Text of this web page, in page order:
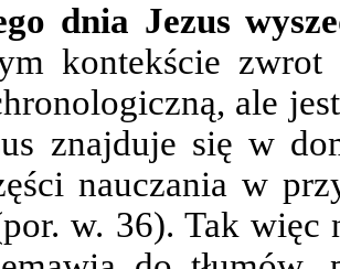
dnia Jezus
kontekście
ale
znajduje się w
nauczania w
w. 36). Tak więc